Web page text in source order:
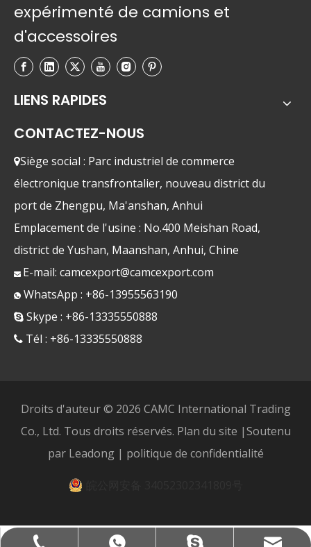
expérimenté de camions et
d'accessoires
LIENS RAPIDES
CONTACTEZ-NOUS
Siège social : Parc industriel de commerce
électronique transfrontalier, nouveau district du
port de Zhengpu, Ma'anshan, Anhui
Emplacement de l'usine : No.400 Meishan Road,
district de Yushan, Maanshan, Anhui, Chine
 E-mail: camcexport@camcexport.com
 WhatsApp : +86-13955563190
 Skype : +86-13335550888
 Tél : +86-13335550888
Droits d'auteur © 2026 CAMC International Trading
Co., Ltd. Tous droits réservés. Plan du site |Soutenu
par Leadong| politique de confidentialité